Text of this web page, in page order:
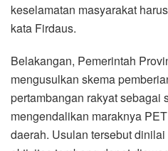
keselamatan masyarakat
kata Firdaus.
Belakangan, Pemerintah
mengusulkan skema
pertambangan rakyat sebagai
mengendalikan maraknya
daerah. Usulan tersebut